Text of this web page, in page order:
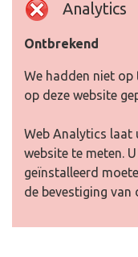
Analytics
Ontbrekend
We hadden niet
op deze website
Web Analytics laat
website te meten.
geïnstalleerd
de bevestiging van